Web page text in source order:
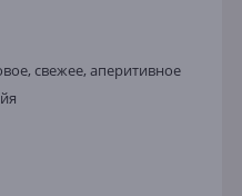
свежее, аперитивное